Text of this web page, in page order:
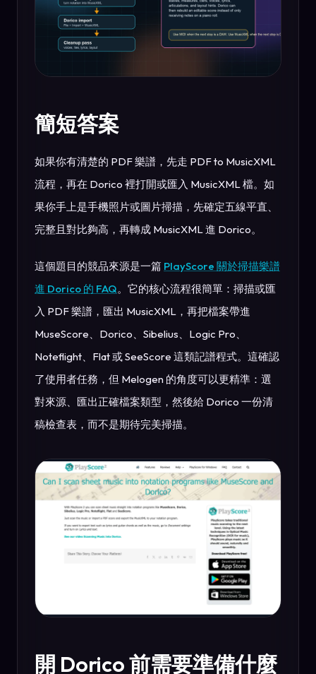
簡短答案
如果你有清楚的 PDF 樂譜，先走 PDF to MusicXML
流程，再在 Dorico 裡打開或匯入 MusicXML 檔。如
果你手上是手機照片或圖片掃描，先確定五線平直、
完整且對比夠高，再轉成 MusicXML 進 Dorico。
這個題目的競品來源是一篇 PlayScore 關於掃描樂譜
進 Dorico 的 FAQ。它的核心流程很簡單：掃描或匯
入 PDF 樂譜，匯出 MusicXML，再把檔案帶進
MuseScore、Dorico、Sibelius、Logic Pro、
Noteflight、Flat 或 SeeScore 這類記譜程式。這確認
了使用者任務，但 Melogen 的角度可以更精準：選
對來源、匯出正確檔案類型，然後給 Dorico 一份清
稿檢查表，而不是期待完美掃描。
開 Dorico 前需要準備什麼